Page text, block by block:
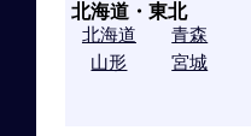
北海道・東北
北海道
青森
山形
宮城